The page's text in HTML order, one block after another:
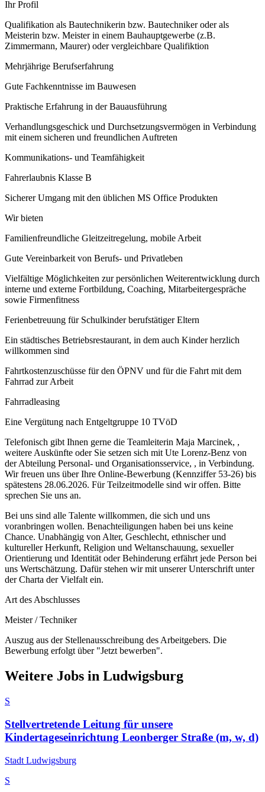
Ihr Profil
Qualifikation als Bautechnikerin bzw. Bautechniker oder als
Meisterin bzw. Meister in einem Bauhauptgewerbe (z.B.
Zimmermann, Maurer) oder vergleichbare Qualifiktion
Mehrjährige Berufserfahrung
Gute Fachkenntnisse im Bauwesen
Praktische Erfahrung in der Bauausführung
Verhandlungsgeschick und Durchsetzungsvermögen in Verbindung
mit einem sicheren und freundlichen Auftreten
Kommunikations- und Teamfähigkeit
Fahrerlaubnis Klasse B
Sicherer Umgang mit den üblichen MS Office Produkten
Wir bieten
Familienfreundliche Gleitzeitregelung, mobile Arbeit
Gute Vereinbarkeit von Berufs- und Privatleben
Vielfältige Möglichkeiten zur persönlichen Weiterentwicklung durch
interne und externe Fortbildung, Coaching, Mitarbeitergespräche
sowie Firmenfitness
Ferienbetreuung für Schulkinder berufstätiger Eltern
Ein städtisches Betriebsrestaurant, in dem auch Kinder herzlich
willkommen sind
Fahrtkostenzuschüsse für den ÖPNV und für die Fahrt mit dem
Fahrrad zur Arbeit
Fahrradleasing
Eine Vergütung nach Entgeltgruppe 10 TVöD
Telefonisch gibt Ihnen gerne die Teamleiterin Maja Marcinek, ,
weitere Auskünfte oder Sie setzen sich mit Ute Lorenz-Benz von
der Abteilung Personal- und Organisationsservice, , in Verbindung.
Wir freuen uns über Ihre Online-Bewerbung (Kennziffer 53-26) bis
spätestens 28.06.2026. Für Teilzeitmodelle sind wir offen. Bitte
sprechen Sie uns an.
Bei uns sind alle Talente willkommen, die sich und uns
voranbringen wollen. Benachteiligungen haben bei uns keine
Chance. Unabhängig von Alter, Geschlecht, ethnischer und
kultureller Herkunft, Religion und Weltanschauung, sexueller
Orientierung und Identität oder Behinderung erfährt jede Person bei
uns Wertschätzung. Dafür stehen wir mit unserer Unterschrift unter
der Charta der Vielfalt ein.
Art des Abschlusses
Meister / Techniker
Auszug aus der Stellenausschreibung des Arbeitgebers. Die
Bewerbung erfolgt über "Jetzt bewerben".
Weitere Jobs in Ludwigsburg
S
Stellvertretende Leitung für unsere
Kindertageseinrichtung Leonberger Straße (m, w, d)
Stadt Ludwigsburg
S